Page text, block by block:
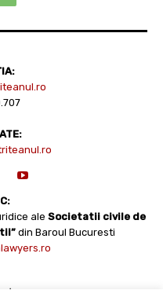
ale Societatii civile de
din Baroul Bucuresti